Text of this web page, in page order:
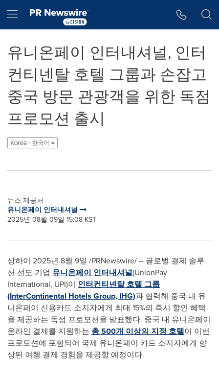
Hamburger menu
유니온페이 인터내셔널, 인터
컨티넨탈 호텔 그룹과 손잡고
중국 방문 관광객을 위한 독점
프로모션 출시
Korea - 한국어
뉴스 제공처
유니온페이 인터내셔널
2025년 08월 09일 15:08 KST
상하이 2025년 8월 9일 /PRNewswire/ -- 글로벌 결제 솔루
션 선도 기업 유니온페이 인터내셔널(UnionPay
International, UPI)이 인터컨티넨탈호텔 그룹
(InterContinental Hotels Group, IHG)과 협력해 중국 내 유
니온페이 신용카드 소지자에게 최대 15%의 즉시 할인 혜택
을 제공하는 독점 프로모션을 발표했다. 중국 내 유니온페이
온라인 결제를 지원하는 총 500개 이상의 지정 호텔이 이번
프로모션에 포함되어 국제 유니온페이 카드 소지자에게 향
상된 여행 결제 경험을 제공할 예정이다.